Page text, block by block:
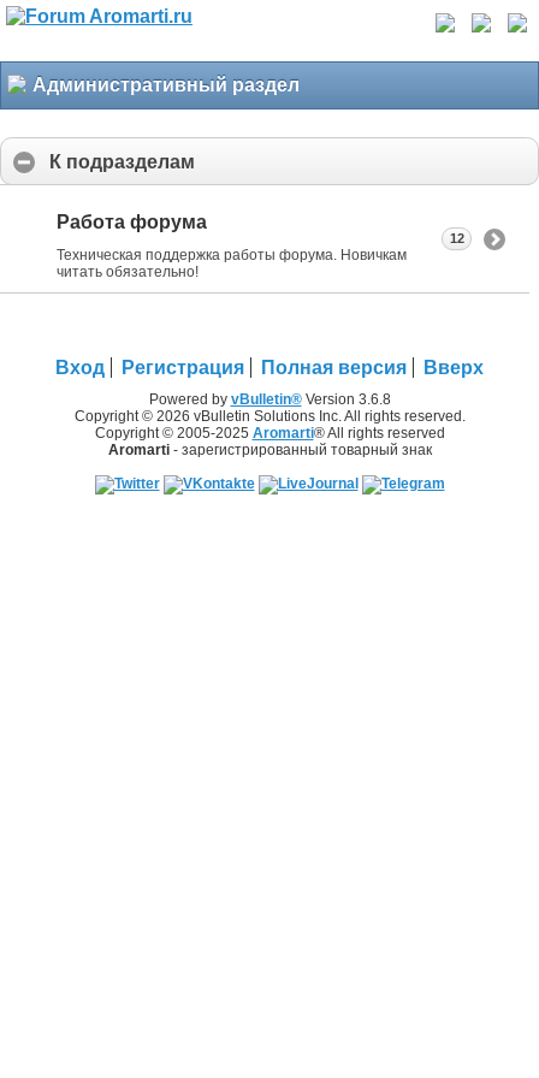
Административный раздел
К подразделам
Работа форума
Техническая поддержка работы форума. Новичкам
читать обязательно!
12
Вход Регистрация Полная версия Вверх
Powered by vBulletin®Version 3.6.8
Copyright © 2026 vBulletin Solutions Inc. All rights reserved.
Copyright © 2005-2025 Aromarti® All rights reserved
Aromarti- зарегистрированный товарный знак